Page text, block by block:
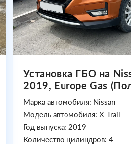
Установка ГБО на
2019, Europe Gas
Марка автомобиля: Nissan
Модель автомобиля: X-Trail
Год выпуска: 2019
Количество цилиндров: 4